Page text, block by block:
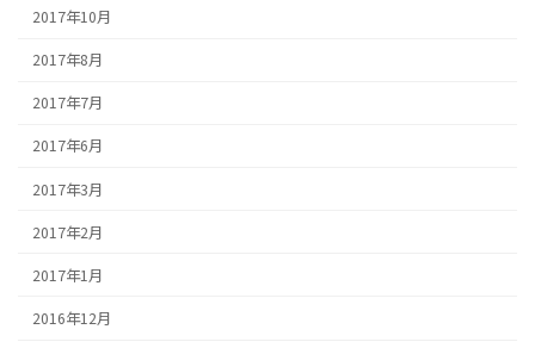
2017年10月
2017年8月
2017年7月
2017年6月
2017年3月
2017年2月
2017年1月
2016年12月